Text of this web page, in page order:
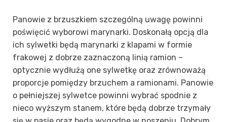
Panowie z brzuszkiem szczególną uwagę powinni
poświęcić wyborowi marynarki. Doskonałą opcją dla
ich sylwetki będą marynarki z klapami w formie
frakowej z dobrze zaznaczoną linią ramion –
optycznie wydłużą one sylwetkę oraz zrównoważą
proporcje pomiędzy brzuchem a ramionami. Panowie
o pełniejszej sylwetce powinni wybrać spodnie z
nieco wyższym stanem, które będą dobrze trzymały